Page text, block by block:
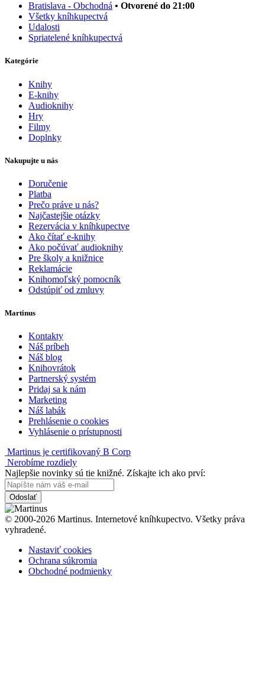
Bratislava - Obchodná • Otvorené do 21:00
Všetky kníhkupectvá
Udalosti
Spriatelené kníhkupectvá
Kategórie
Knihy
E-knihy
Audioknihy
Hry
Filmy
Doplnky
Nakupujte u nás
Doručenie
Platba
Prečo práve u nás?
Najčastejšie otázky
Rezervácia v kníhkupectve
Ako čítať e-knihy
Ako počúvať audioknihy
Pre školy a knižnice
Reklamácie
Knihomoľský pomocník
Odstúpiť od zmluvy
Martinus
Kontakty
Náš príbeh
Náš blog
Knihovrátok
Partnerský systém
Pridaj sa k nám
Marketing
Náš labák
Prehlásenie o cookies
Vyhlásenie o prístupnosti
Martinus je certifikovaný B Corp
Nerobíme rozdiely
Najlepšie novinky sú tie knižné. Získajte ich ako prví:
Odoslať
© 2000-2026 Martinus. Internetové kníhkupectvo. Všetky práva
vyhradené.
Nastaviť cookies
Ochrana súkromia
Obchodné podmienky